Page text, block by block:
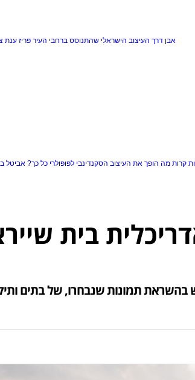
אבן דרך העיצוב הישראלי שהתנוסס ברחבי העיר פריז ענת
קרות מה הופך את העיצוב הסקנדינבי לפופולרי כל כך? אביטל
בית
תמונות שנבחרו, של בתים